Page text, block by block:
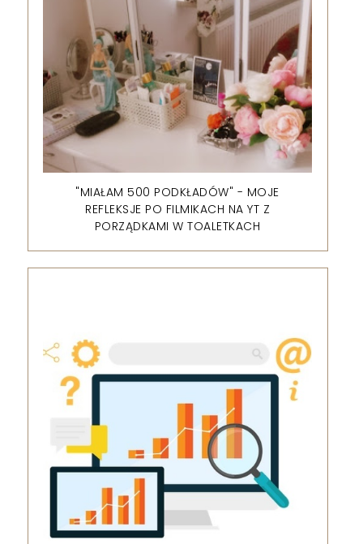
"MIAŁAM 500 PODKŁADÓW" - MOJE
REFLEKSJE PO FILMIKACH NA YT Z
PORZĄDKAMI W TOALETKACH